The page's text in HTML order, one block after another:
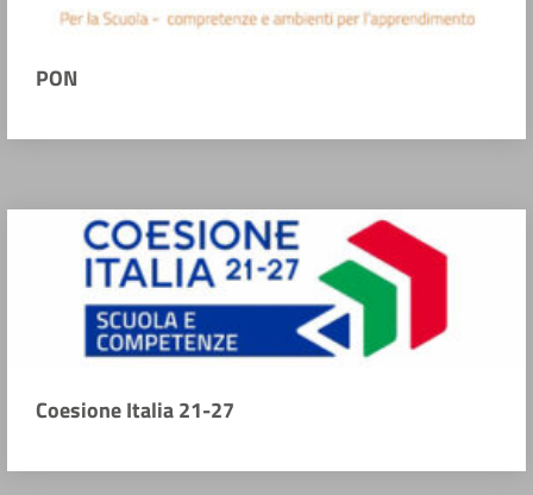
PON
Coesione Italia 21-27